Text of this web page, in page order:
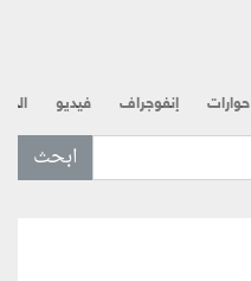
حوارات إنفوجراف فيديو